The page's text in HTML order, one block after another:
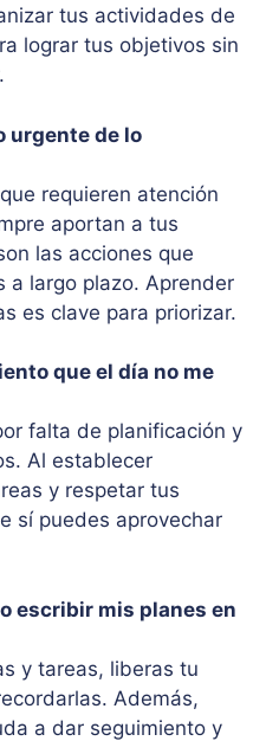
tus actividades de
lograr tus objetivos sin
urgente de lo
requieren atención
aportan a tus
las acciones que
a largo plazo. Aprender
es clave para priorizar.
que el día no me
falta de planificación y
Al establecer
y respetar tus
sí puedes aprovechar
escribir mis planes en
y tareas, liberas tu
Además,
a dar seguimiento y